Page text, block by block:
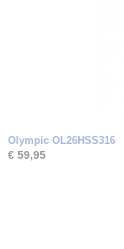
Olympic OL26HSS316
€ 59,95